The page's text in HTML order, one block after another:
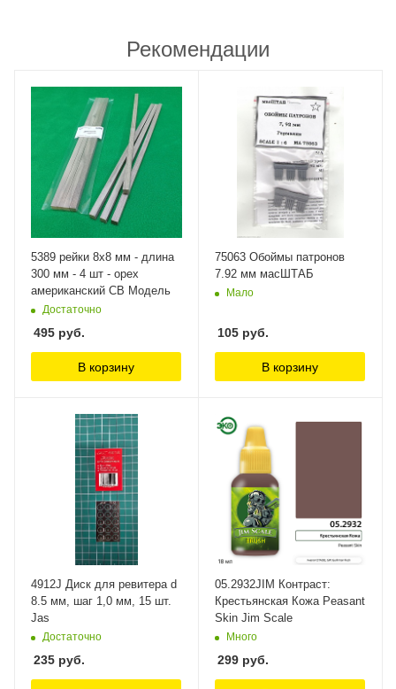
Рекомендации
5389 рейки 8х8 мм - длина
300 мм - 4 шт - орех
американский СВ Модель
Достаточно
495 руб.
В корзину
75063 Обоймы патронов
7.92 мм масШТАБ
Мало
105 руб.
В корзину
4912J Диск для ревитера d
8.5 мм, шаг 1,0 мм, 15 шт.
Jas
Достаточно
235 руб.
05.2932JIM Контраст:
Крестьянская Кожа Peasant
Skin Jim Scale
Много
299 руб.